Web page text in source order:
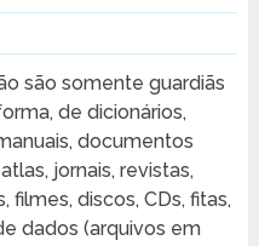
são somente guardiãs
de dicionários,
documentos
jornais, revistas,
filmes, discos, CDs, fitas,
dados (arquivos em